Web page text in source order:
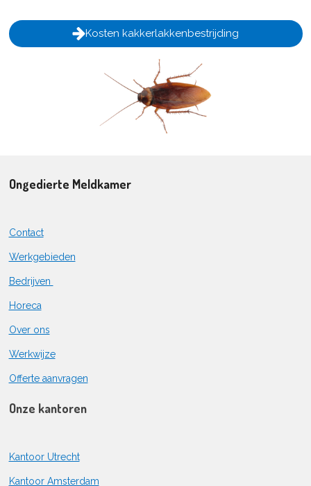
Kosten kakkerlakkenbestrijding
Ongedierte Meldkamer
Contact
Werkgebieden
Bedrijven
Horeca
Over ons
Werkwijze
Offerte aanvragen
Onze kantoren
Kantoor Utrecht
Kantoor Amsterdam